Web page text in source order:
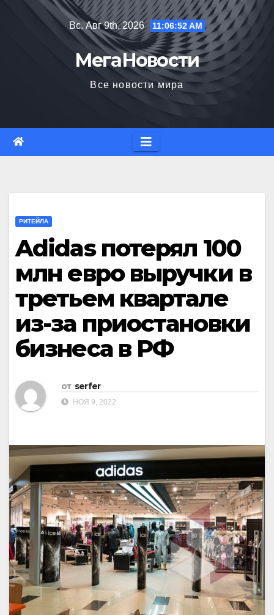
Вс. Авг 9th, 2026 11:06:53 AM
МегаНовости
Все новости мира
РИТЕЙЛА
Adidas потерял 100
млн евро выручки в
третьем квартале
из-за приостановки
бизнеса в РФ
от serfer
НОЯ 9, 2022